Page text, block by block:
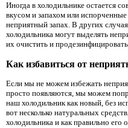
Иногда в холодильнике остается
вкусом и запахом или
неприятный запах. В других
холодильника могут выделять
их очистить и
Как избавиться от
Если мы не можем избежать
просто появляются, мы можем
наш холодильник как новый, без
вот несколько натуральных
холодильника и как правильно его